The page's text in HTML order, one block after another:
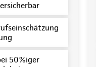
50%iger